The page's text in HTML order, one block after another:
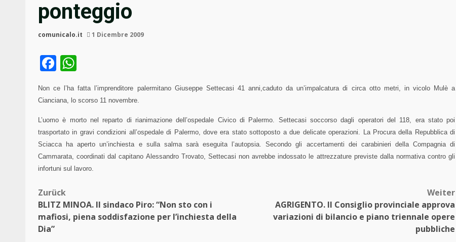
ponteggio
comunicalo.it 1 Dicembre 2009
Facebook
Non ce l’ha fatta l’imprenditore palermitano Giuseppe Settecasi 41 anni,caduto da un’impalcatura di circa otto metri, in vicolo Mulè a
Cianciana, lo scorso 11 novembre.
L’uomo è morto nel reparto di rianimazione dell’ospedale Civico di Palermo. Settecasi soccorso dagli operatori del 118, era stato poi
trasportato in gravi condizioni all’ospedale di Palermo, dove era stato sottoposto a due delicate operazioni. La Procura della Repubblica di
Sciacca ha aperto un’inchiesta e sulla salma sarà eseguita l’autopsia. Secondo gli accertamenti dei carabinieri della Compagnia di
Cammarata, coordinati dal capitano Alessandro Trovato, Settecasi non avrebbe indossato le attrezzature previste dalla normativa contro gli
infortuni sul lavoro.
Beitragsnavigation
Zurück
BLITZ MINOA. Il sindaco Piro: “Non sto con i
mafiosi, piena soddisfazione per l’inchiesta della
Dia”
Weiter
AGRIGENTO. Il Consiglio provinciale approva
variazioni di bilancio e piano triennale opere
pubbliche